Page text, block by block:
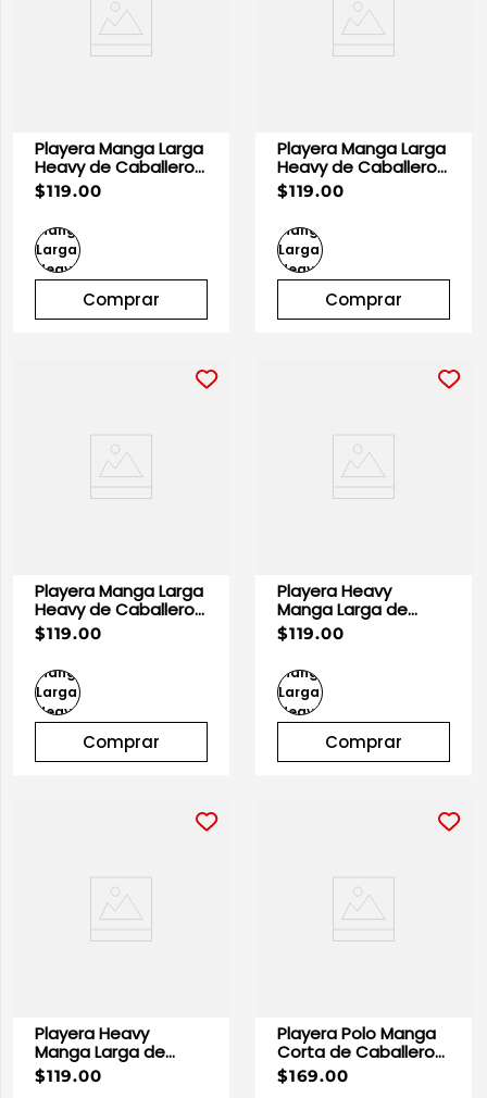
Playera Manga Larga
Heavy de Caballero
Gris Heather |
Optima
$119.00
Comprar
Playera Manga Larga
Heavy de Caballero
Negra 100% Algodón |
Optima
$119.00
Comprar
Playera Manga Larga
Heavy de Caballero
Blanco | Optima
$119.00
Comprar
Playera Heavy
Manga Larga de
Caballero Roja 100%
Algodón | Optima
$119.00
Comprar
Playera Heavy
Manga Larga de
Caballero Azul
Marino 100% Algodón
$119.00
Playera Polo Manga
Corta de Caballero
Vino | Optima
$169.00